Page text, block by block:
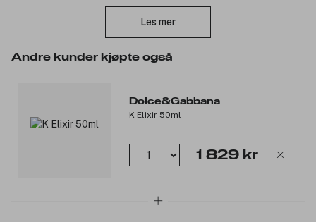
Danmark/EU. Smokken er 100 % fri for BPA og ftalater, og
Produktnummer:3356099
Les mer
Andre kunder kjøpte også
Dolce&Gabbana
K Elixir 50ml
1 829 kr